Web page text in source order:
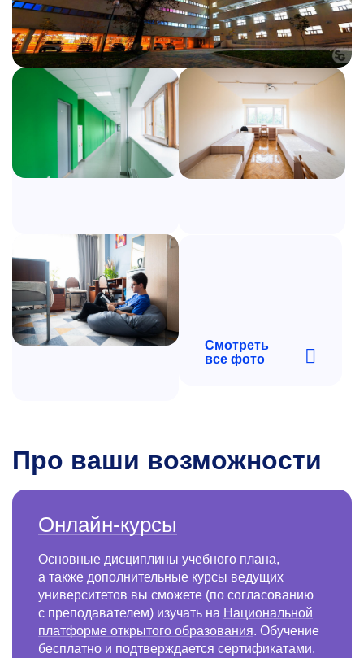
Смотреть
все фото
Про ваши возможности
Онлайн-курсы
Основные дисциплины учебного плана,
а также дополнительные курсы ведущих
университетов вы сможете (по согласованию
с преподавателем) изучать на Национальной
платформе открытого образования. Обучение
бесплатно и подтверждается сертификатами.